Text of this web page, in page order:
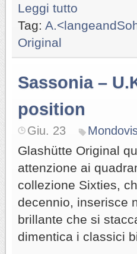
Leggi tutto
Tag:
Original
Sassonia –
position
Giu. 23
Glashütte Original
attenzione ai
collezione Sixties,
decennio, inserisce
brillante che si
dimentica i classici